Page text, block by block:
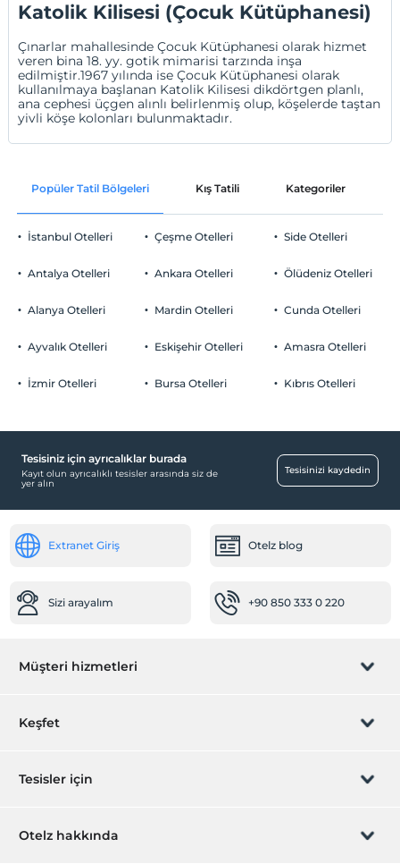
Katolik Kilisesi (Çocuk Kütüphanesi)
Çınarlar mahallesinde Çocuk Kütüphanesi olarak hizmet
veren bina 18. yy. gotik mimarisi tarzında inşa
edilmiştir.1967 yılında ise Çocuk Kütüphanesi olarak
kullanılmaya başlanan Katolik Kilisesi dikdörtgen planlı,
ana cephesi üçgen alınlı belirlenmiş olup, köşelerde taştan
yivli köşe kolonları bulunmaktadır.
Popüler Tatil Bölgeleri Kış Tatili Kategoriler
İstanbul Otelleri
Antalya Otelleri
Alanya Otelleri
Ayvalık Otelleri
İzmir Otelleri
Çeşme Otelleri
Ankara Otelleri
Mardin Otelleri
Eskişehir Otelleri
Bursa Otelleri
Side Otelleri
Ölüdeniz Otelleri
Cunda Otelleri
Amasra Otelleri
Kıbrıs Otelleri
Tesisiniz için ayrıcalıklar burada
Kayıt olun ayrıcalıklı tesisler arasında siz de
yer alın
Tesisinizi kaydedin
Extranet Giriş Otelz blog
Sizi arayalım +90 850 333 0 220
Müşteri hizmetleri
Rezervasyon yönet
Keşfet
Hediye Kart
Tesisler için
Hemen tesisinizi ekleyin
Otelz hakkında